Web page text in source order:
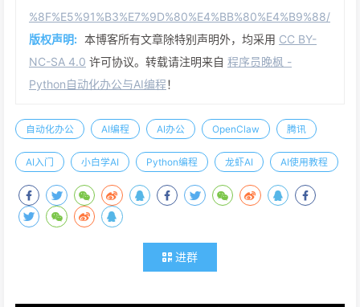
%8F%E5%91%B3%E7%9D%80%E4%BB%80%E4%B9%88/
版权声明: 本博客所有文章除特别声明外，均采用 CC BY-
NC-SA 4.0 许可协议。转载请注明来自 程序员晚枫 -
Python自动化办公与AI编程！
自动化办公 AI编程 AI办公 OpenClaw 腾讯
AI入门 小白学AI Python编程 龙虾AI AI使用教程
进群